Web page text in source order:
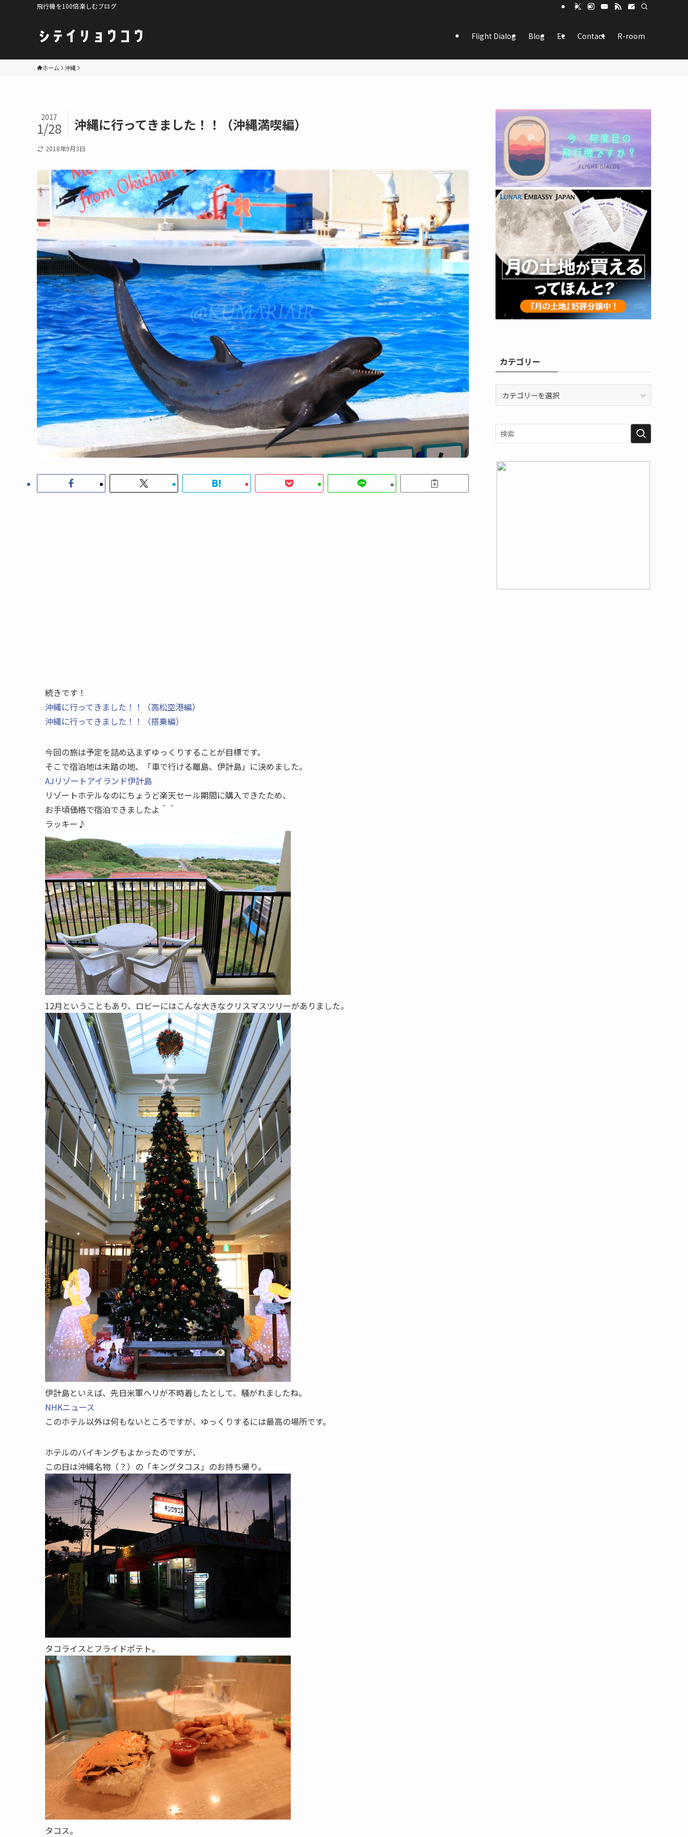
飛行機を100倍楽しむブログ
Flight Dialog Blog Ec Contact R-room
ホーム 沖縄
沖縄に行ってきました！！（沖縄満喫編）
2017
1/28
2018年9月3日
続きです！
沖縄に行ってきました！！（高松空港編）
沖縄に行ってきました！！（搭乗編）
今回の旅は予定を詰め込まずゆっくりすることが目標です。
そこで宿泊地は未踏の地、「車で行ける離島、伊計島」に決めました。
AJリゾートアイランド伊計島
リゾートホテルなのにちょうど楽天セール期間に購入できたため、
お手頃価格で宿泊できましたよ＾＾
ラッキー♪
12月ということもあり、ロビーにはこんな大きなクリスマスツリーがありました。
伊計島といえば、先日米軍ヘリが不時着したとして、騒がれましたね。
NHKニュース
このホテル以外は何もないところですが、ゆっくりするには最高の場所です。
ホテルのバイキングもよかったのですが、
この日は沖縄名物（？）の「キングタコス」のお持ち帰り。
タコライスとフライドポテト。
タコス。
カテゴリー
リ
ー